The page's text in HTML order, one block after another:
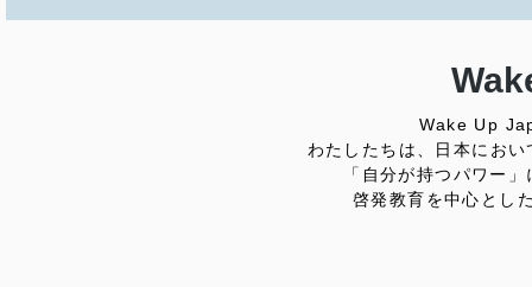
Wake Up
わたしたちは、日本にお
「自分が持つパワー
啓発教育を中心とし